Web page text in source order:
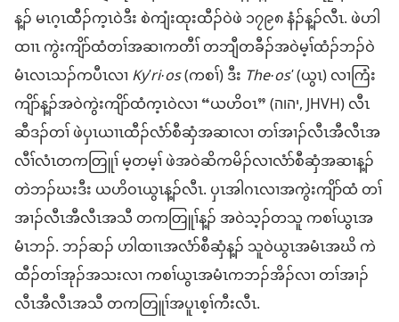
န့ၣ် မၤဂ့ၤ​ထီၣ်​က့ၤဝဲ​ဒီး စဲကျံး​ထုးထီၣ်​ဝဲ​ဖဲ ၁၇၉၈ နံၣ်​န့ၣ်​လီၤ. ဖဲ​ဟါ
ထၢၤ ကွဲးကျိာ်ထံ​တၢ်​အဆၢ​ကတီၢ် တဘျီတခီၣ်​အဝဲ​မ့ၢ်​ထံၣ်ဘၣ်​ဝဲ
မံၤလၤ​သၣ်ကပီၤ​လၢKyʹri·os(ကစၢ်) ဒီး The·osʹ(ယွၤ) လၢ​ကြံး​
ကျိာ်​န့ၣ်​အဝဲ​ကွဲးကျိာ်ထံ​က့ၤဝဲ​လၢ “ယဟိဝၤ” (יהוה, JHVH) လီၤ
ဆီ​ဒၣ်တၢ် ဖဲ​ပှၤ​ယၢၤထီၣ်​လံာ်စီဆှံ​အဆၢ​လၢ တၢ်​အၢၣ်လီၤ​အီလီၤ​အ
လီၢ်လံၤ​တ​ကတြူၢ် မ့တမ့ၢ် ဖဲ​အဝဲ​ဆိကမိၣ်​လၢ​လံာ်စီဆှံ​အဆၢ​န့ၣ်
တဲ​ဘၣ်ဃး​ဒီး ယဟိဝၤ​ယွၤ​န့ၣ်​လီၤ. ပှၤ​အါဂၤ​လၢ​အ​ကွဲးကျိာ်ထံ တၢ်​
အၢၣ်လီၤ​အီလီၤ​အသီ တ​ကတြူၢ်​န့ၣ် အဝဲသ့ၣ်​တ​သူ ကစၢ်​ယွၤ​အ​
မံၤ​ဘၣ်. ဘၣ်ဆၣ် ဟါထၢၤ​အ​လံာ်စီဆှံ​န့ၣ် သူဝဲ​ယွၤ​အ​မံၤ​အဃိ ကဲ
ထီၣ်​တၢ်အုၣ်​အသး​လၢ ကစၢ်​ယွၤ​အ​မံၤ​က​ဘၣ်​အိၣ်​လၢ တၢ်​အၢၣ်
လီၤ​အီလီၤ​အသီ တ​ကတြူၢ်​အ​ပူၤ​စ့ၢ်ကီး​လီၤ.